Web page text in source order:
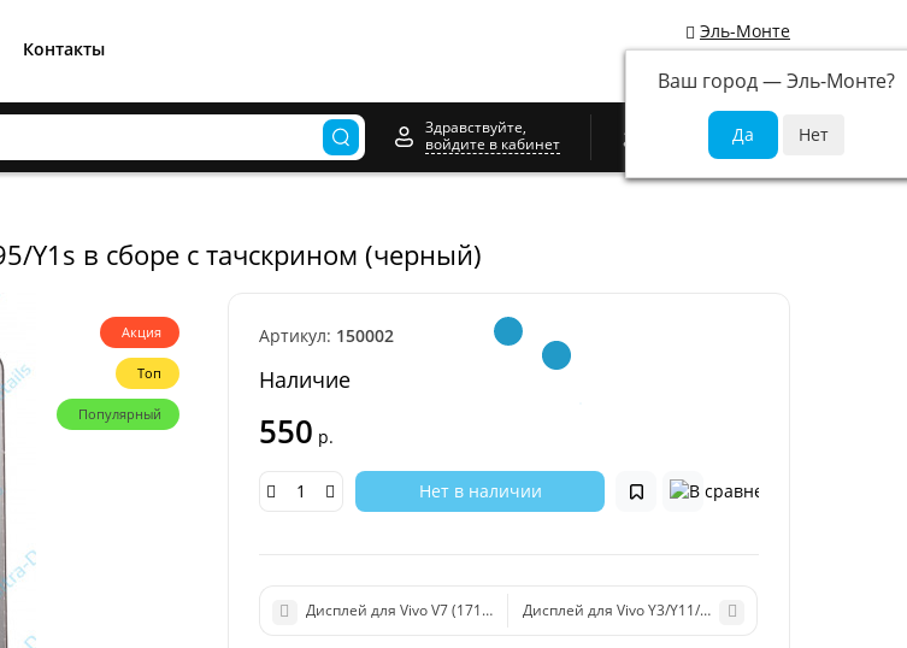
Эль-Монте
Ваш город —Эль-Монте?
Контакты
Здравствуйте,
войдите в кабинет
0
Y1s в сборе с тачскрином (черный)
Акция
Топ
Популярный
Артикул: 150002
Наличие
550 р.
Нет в наличии
Дисплей для Vivo V7 (1718) / Y75 в сборе с тачскрином (черный)
Дисплей для Vivo Y3/Y11/Y12/Y15/Y17 (1901/1906/